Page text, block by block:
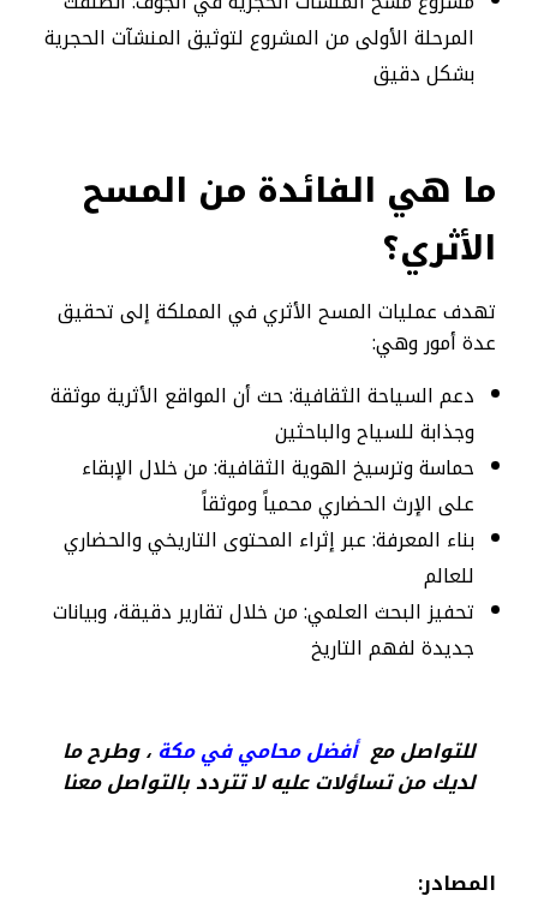
المرحلة الأولى من المشروع لتوثيق المنشآت الحجرية
بشكل دقيق
ما هي الفائدة من المسح
الأثري؟
تهدف عمليات المسح الأثري في المملكة إلى تحقيق
عدة أمور وهي:
دعم السياحة الثقافية: حث أن المواقع الأثرية موثقة
وجذابة للسياح والباحثين
حماسة وترسيخ الهوية الثقافية: من خلال الإبقاء
على الإرث الحضاري محمياً وموثقاً
بناء المعرفة: عبر إثراء المحتوى التاريخي والحضاري
للعالم
تحفيز البحث العلمي: من خلال تقارير دقيقة، وبيانات
جديدة لفهم التاريخ
للتواصل معأفضل محامي في مكة ، وطرح ما
لديك من تساؤلات عليه لا تتردد بالتواصل معنا
المصادر: